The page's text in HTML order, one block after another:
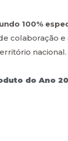
100%
colaboração
nacional.
do Ano